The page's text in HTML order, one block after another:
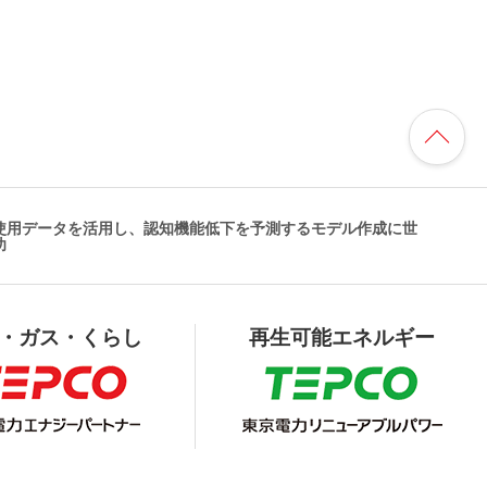
用データを活用し、認知機能低下を予測するモデル作成に世
ガス・くらし 再生可能エネルギー